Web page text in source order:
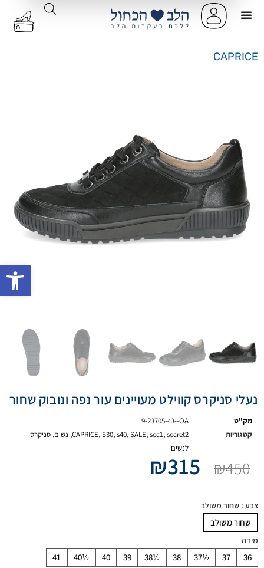
CAPRICE
נעלי סניקרס קווילט מעויינים עור נפה ונובוק שחור
מק"ט
9-23705-43--OA
קטגוריות
CAPRICE,S30,s40,SALE,sec1,secret2
, נשים, סניקרס
לנשים
₪450
₪315
צבע : שחור משולב
שחור משולב
מידה
36
37
37½
38
38½
39
40
40½
41